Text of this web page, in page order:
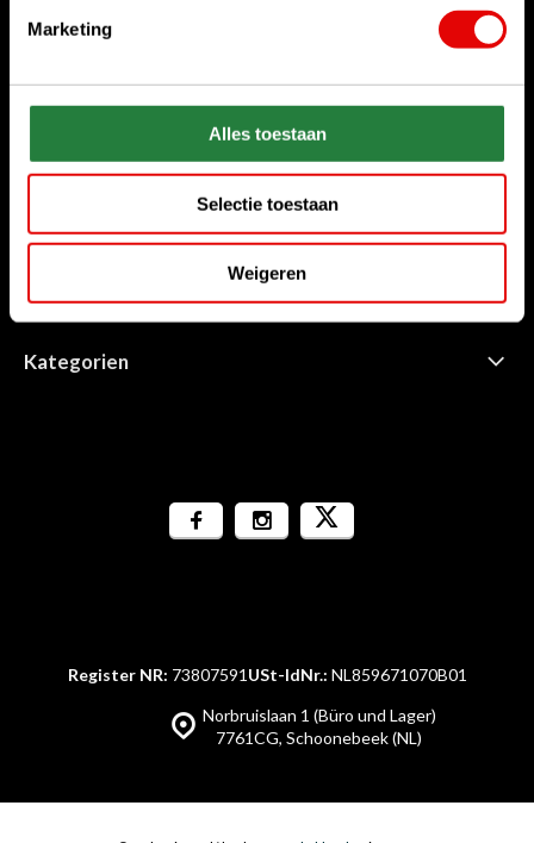
Marketing
Alles toestaan
Selectie toestaan
Weigeren
Chatten Sie mit uns
Senden Sie uns eine E-Mail
sales@golfdriver.nl
Kundenservice
Informationen
Kategorien
Norbruislaan 1 (Büro und Lager)
7761CG, Schoonebeek (NL)
Register NR: 73807591 USt-IdNr.: NL859671070B01